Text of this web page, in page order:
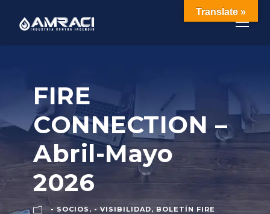
FIRE
CONNECTION –
Abril-Mayo
2026
- SOCIOS , - VISIBILIDAD, BOLETÍN FIRE
Translate »